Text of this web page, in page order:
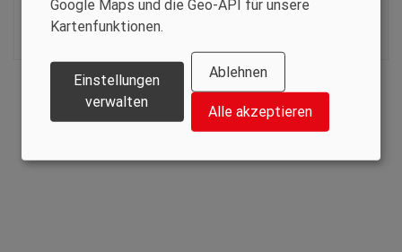
igor@repa.lv
Google Maps und die Geo-API für unsere
Kartenfunktionen.
Einstellungen
verwalten
Ablehnen
Alle akzeptieren